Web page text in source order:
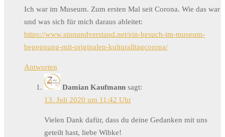
Ich war im Museum. Zum ersten Mal seit Corona. Wie das war
und was sich für mich daraus ableitet:
https://www.sinnundverstand.net/ein-besuch-im-museum-
begegnung-mit-originalen-kulturalltagcorona/
Antworten
Damian Kaufmann sagt:
13. Juli 2020 um 11:42 Uhr
Vielen Dank dafür, dass du deine Gedanken mit uns
geteilt hast, liebe Wibke!